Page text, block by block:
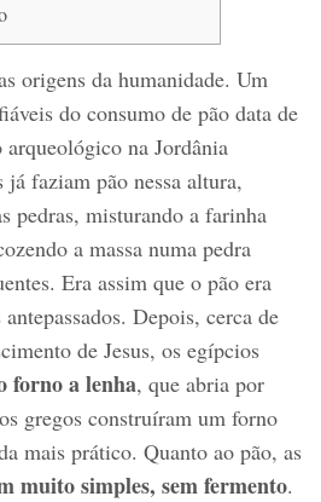
origens da humanidade. Um
do consumo de pão data de
na Jordânia
já faziam pão nessa altura,
pedras, misturando a farinha
a massa numa pedra
Era assim que o pão era
Depois, cerca de
de Jesus, os egípcios
forno a lenha, que abria por
gregos construíram um forno
mais prático. Quanto ao pão, as
muito simples, sem fermento.